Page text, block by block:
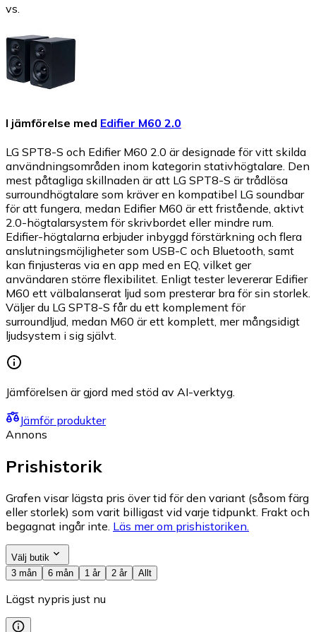
vs.
I jämförelse med Edifier M60 2.0
LG SPT8-S och Edifier M60 2.0 är designade för vitt skilda
användningsområden inom kategorin stativhögtalare. Den
mest påtagliga skillnaden är att LG SPT8-S är trådlösa
surroundhögtalare som kräver en kompatibel LG soundbar
för att fungera, medan Edifier M60 är ett fristående, aktivt
2.0-högtalarsystem för skrivbordet eller mindre rum.
Edifier-högtalarna erbjuder inbyggd förstärkning och flera
anslutningsmöjligheter som USB-C och Bluetooth, samt
kan finjusteras via en app med en EQ, vilket ger
användaren större flexibilitet. Enligt tester levererar Edifier
M60 ett välbalanserat ljud som presterar bra för sin storlek.
Väljer du LG SPT8-S får du ett komplement för
surroundljud, medan M60 är ett komplett, mer mångsidigt
ljudsystem i sig självt.
Jämförelsen är gjord med stöd av AI-verktyg.
Jämför produkter
Annons
Prishistorik
Grafen visar lägsta pris över tid för den variant (såsom färg
eller storlek) som varit billigast vid varje tidpunkt. Frakt och
begagnat ingår inte. Läs mer om prishistoriken.
Välj butik
3 mån
6 mån 1 år 2 år Allt
Lägst nypris just nu